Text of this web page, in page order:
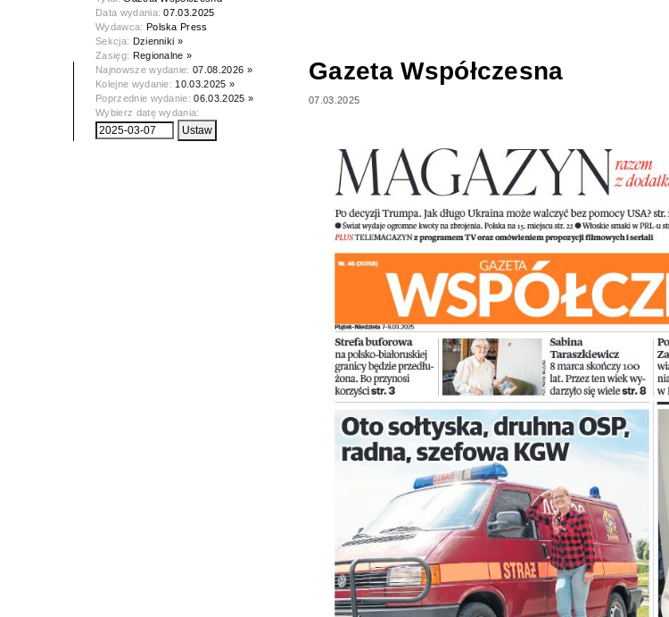
Data wydania:07.03.2025
Wydawca: Polska Press
Sekcja: Dzienniki »
Zasięg: Regionalne »
Najnowsze wydanie:07.08.2026 »
Kolejne wydanie: 10.03.2025 »
Poprzednie wydanie:06.03.2025 »
Wybierz datę wydania:
Gazeta Współczesna
07.03.2025